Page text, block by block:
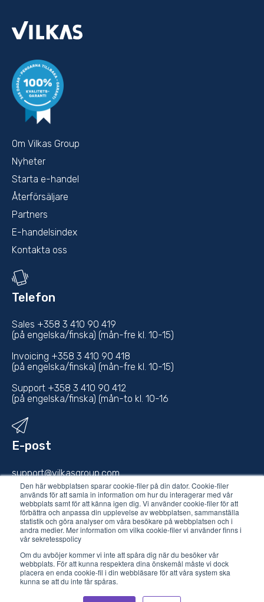
Den här webbplatsen sparar cookie-filer på din dator. Cookie-filer
används för att samla in information om hur du interagerar med vår
webbplats samt för att känna igen dig. Vi använder cookie-filer för att
förbättra och anpassa din upplevelse av webbplatsen, sammanställa
statistik och göra analyser om våra besökare på webbplatsen och i
andra medier. Mer information om vilka cookie-filer vi använder finns i
vår sekretesspolicy
Om du avböjer kommer vi inte att spåra dig när du besöker vår
webbplats. För att kunna respektera dina önskemål måste vi dock
placera en enda cookie-fil i din webbläsare för att våra system ska
kunna se att du inte får spåras.
Om Vilkas Group
Nyheter
Starta e-handel
Återförsäljare
Partners
E-handelsindex
Kontakta oss
Telefon
Sales +358 3 410 90 419
(på engelska/finska) (mån-fre kl. 10-15)
Invoicing +358 3 410 90 418
(på engelska/finska) (mån-fre kl. 10-15)
Support +358 3 410 90 412
(på engelska/finska) (mån-to kl. 10-16
E-post
support@vilkasgroup.com
sales@vilkasgroup.com